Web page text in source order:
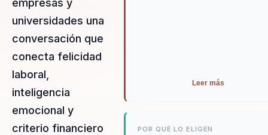
empresas y
universidades una
conversación que
conecta felicidad
laboral,
inteligencia
emocional y
criterio financiero
Leer más
POR QUÉ LO ELIGEN